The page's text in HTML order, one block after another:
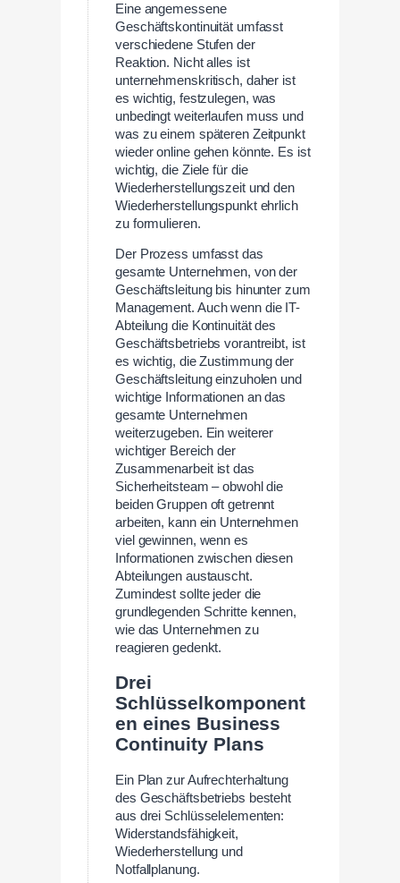
Eine angemessene
Geschäftskontinuität umfasst
verschiedene Stufen der
Reaktion. Nicht alles ist
unternehmenskritisch, daher ist
es wichtig, festzulegen, was
unbedingt weiterlaufen muss und
was zu einem späteren Zeitpunkt
wieder online gehen könnte. Es ist
wichtig, die Ziele für die
Wiederherstellungszeit und den
Wiederherstellungspunkt ehrlich
zu formulieren.
Der Prozess umfasst das
gesamte Unternehmen, von der
Geschäftsleitung bis hinunter zum
Management. Auch wenn die IT-
Abteilung die Kontinuität des
Geschäftsbetriebs vorantreibt, ist
es wichtig, die Zustimmung der
Geschäftsleitung einzuholen und
wichtige Informationen an das
gesamte Unternehmen
weiterzugeben. Ein weiterer
wichtiger Bereich der
Zusammenarbeit ist das
Sicherheitsteam – obwohl die
beiden Gruppen oft getrennt
arbeiten, kann ein Unternehmen
viel gewinnen, wenn es
Informationen zwischen diesen
Abteilungen austauscht.
Zumindest sollte jeder die
grundlegenden Schritte kennen,
wie das Unternehmen zu
reagieren gedenkt.
Drei
Schlüsselkomponent
en eines Business
Continuity Plans
Ein Plan zur Aufrechterhaltung
des Geschäftsbetriebs besteht
aus drei Schlüsselelementen:
Widerstandsfähigkeit,
Wiederherstellung und
Notfallplanung.